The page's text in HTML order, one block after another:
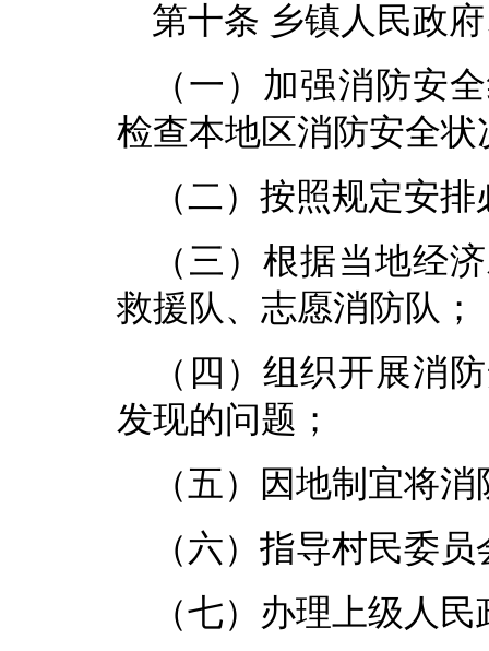
第十条 乡镇人民政
（一）加强消防安
检查本地区消防安全
（二）按照规定安
（三）根据当地经
救援队、志愿消防队；
（四）组织开展消
发现的问题；
（五）因地制宜将
（六）指导村民委
（七）办理上级人